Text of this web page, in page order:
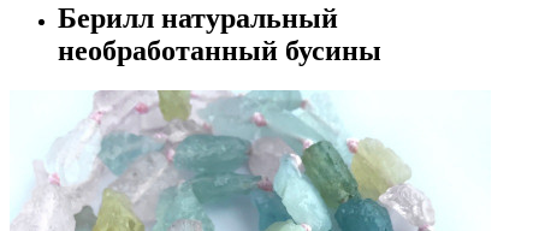
Берилл натуральный
необработанный бусины